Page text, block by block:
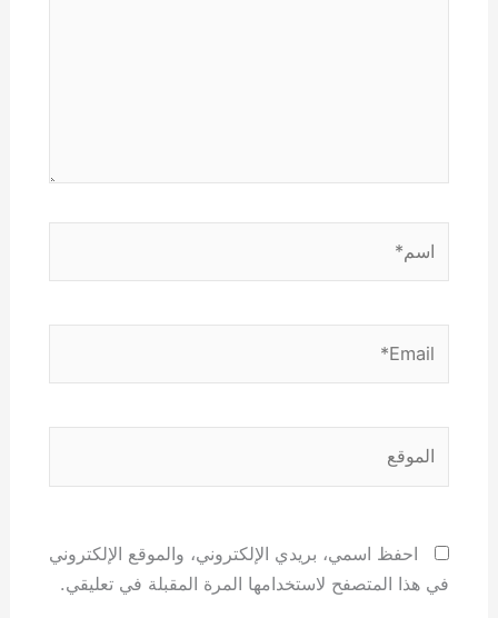
احفظ اسمي، بريدي الإلكتروني، والموقع الإلكتروني
في هذا المتصفح لاستخدامها المرة المقبلة في تعليقي.